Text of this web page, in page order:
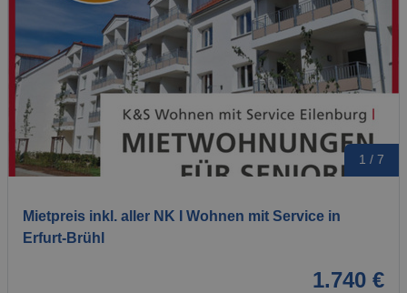
1 / 7
Mietpreis inkl. aller NK I Wohnen mit Service in
Erfurt-Brühl
1.740 €